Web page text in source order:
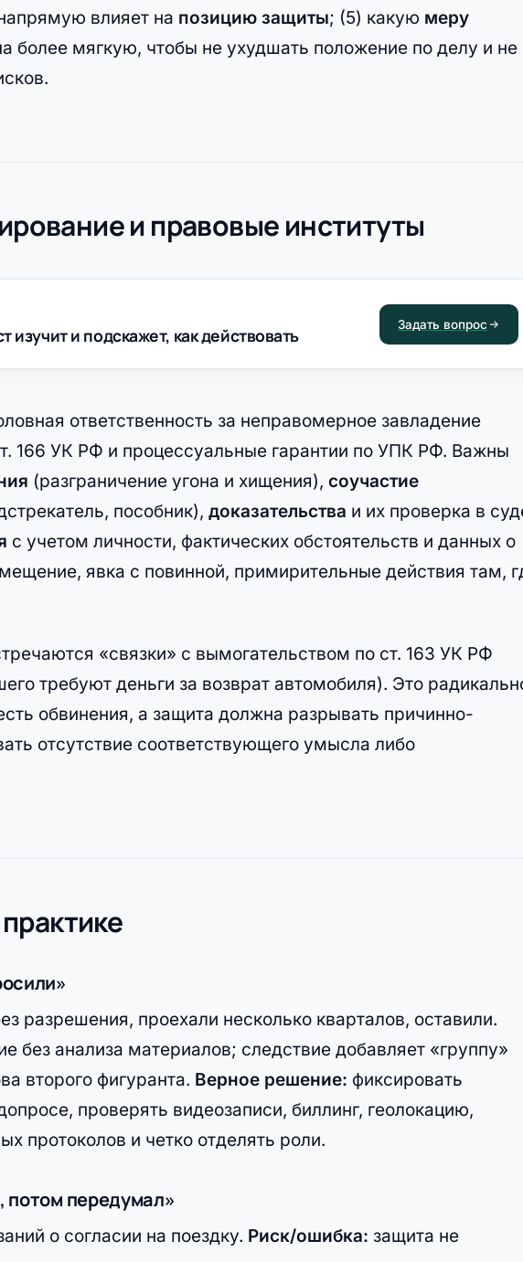
влияет на позицию защиты; (5) какую меру
более мягкую, чтобы не ухудшать положение по делу и не
и правовые институты
и подскажет, как действовать
Задать вопрос
ответственность за неправомерное завладение
166 УК РФ и процессуальные гарантии по УПК РФ. Важны
(разграничение угона и хищения), соучастие
пособник), доказательства и их проверка в
с учетом личности, фактических обстоятельств и данных о
явка с повинной, примирительные действия там,
«связки» с вымогательством по ст. 163 УК РФ
требуют деньги за возврат автомобиля). Это
обвинения, а защита должна разрывать причинно-
отсутствие соответствующего умысла либо
разрешения, проехали несколько кварталов, оставили.
без анализа материалов; следствие добавляет «группу»
второго фигуранта. Верное решение: фиксировать
проверять видеозаписи, биллинг, геолокацию,
протоколов и четко отделять роли.
потом передумал»
о согласии на поездку. Риск/ошибка: защита не